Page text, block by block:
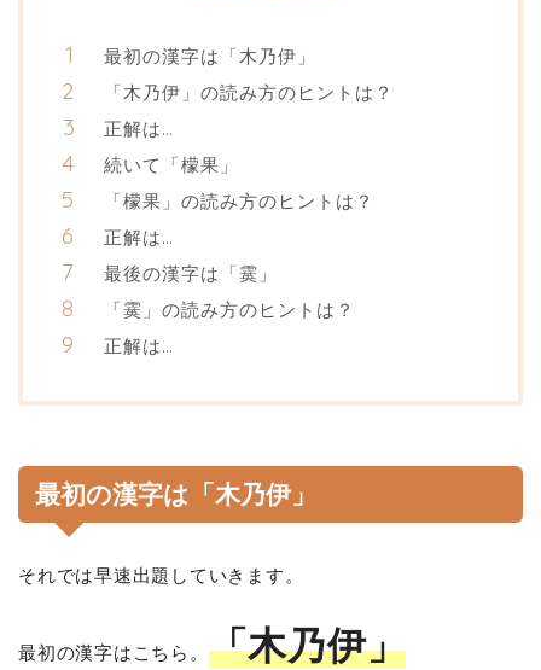
最初の漢字は「木乃伊」
「木乃伊」の読み方のヒントは？
正解は…
続いて「檬果」
「檬果」の読み方のヒントは？
正解は…
最後の漢字は「霙」
「霙」の読み方のヒントは？
正解は…
最初の漢字は「木乃伊」
それでは早速出題していきます。
最初の漢字はこちら。 「木乃伊」